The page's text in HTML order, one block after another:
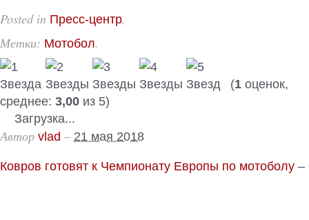
Posted in Пресс-центр.
Метки: Мотобол.
(1 оценок,
среднее: 3,00 из 5)
Загрузка...
Автор vlad – 21 мая 2018
Ковров готовят к Чемпионату Европы по мотоболу –